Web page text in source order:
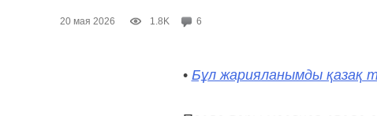
20 мая 2026 1.8K 6
• Бұл жарияланымды қазақ